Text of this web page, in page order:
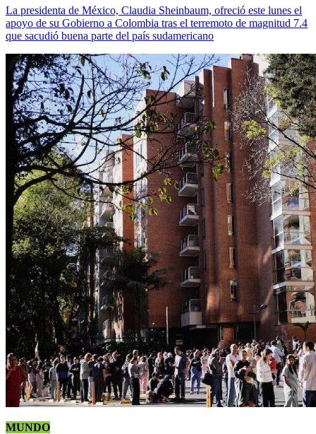
La presidenta de México, Claudia Sheinbaum, ofreció este lunes el
apoyo de su Gobierno a Colombia tras el terremoto de magnitud 7.4
que sacudió buena parte del país sudamericano
MUNDO